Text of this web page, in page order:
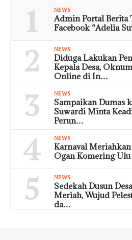
1 NEWS
Admin Portal Berita
Facebook “Adelia
2 NEWS
Diduga Lakukan
Kepala Desa,
Online di In…
3 NEWS
Sampaikan Dumas
Suwardi Minta
Perun…
4 NEWS
Karnaval
Ogan Komering Ulu
5 NEWS
Sedekah Dusun
Meriah, Wujud
da…